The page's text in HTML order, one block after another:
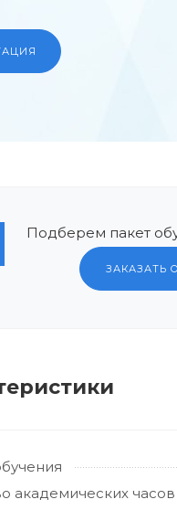
Подберем пакет
ЗАКАЗАТЬ
академических часов